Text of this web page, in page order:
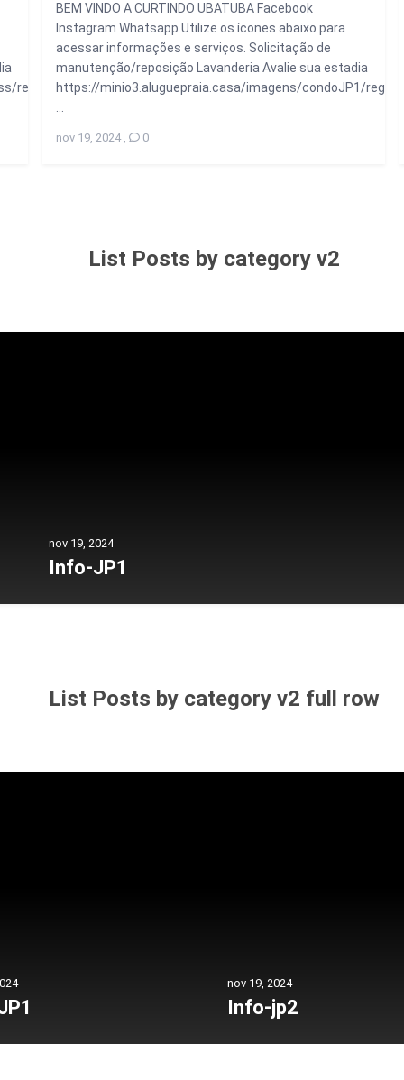
regraspass.mp4
BEM VINDO A CURTINDO UBATUBA Facebook
Instagram Whatsapp Utilize os ícones abaixo para
acessar informações e serviços. Solicitação de
manutenção/reposição Lavanderia Avalie sua estadia
https://minio3.aluguepraia.casa/imagens/condoJP1/
nov 19, 2024, 0
List Posts by category v2
nov 19, 2024
Info-JP1
List Posts by category v2 full row
nov 19, 2024
Info-jp2